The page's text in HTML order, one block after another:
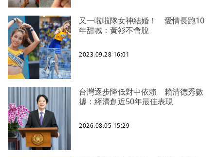
又一啦啦隊女神結婚！ 愛情長跑10
年甜喊：黃衫不會脫
2023.09.28 16:01
台灣逐步降低對中依賴 賴清德秀數
據：經濟創近50年最佳表現
2026.08.05 15:29